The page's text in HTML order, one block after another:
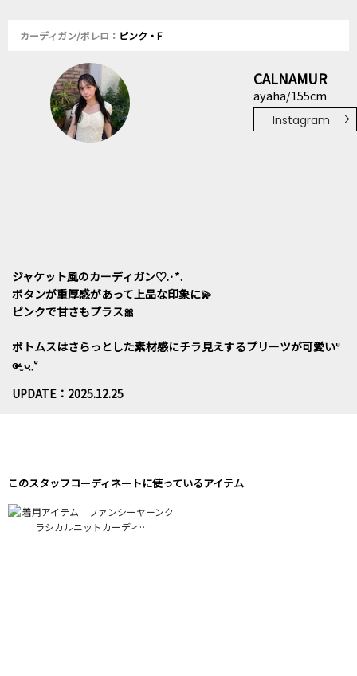
カーディガン/ボレロ： ピンク・F
CALNAMUR
ayaha/155cm
Instagram
ジャケット風のカーディガン♡.·*.
ボタンが重厚感があって上品な印象に💫
ピンクで甘さもプラス🎀
ボトムスはさらっとした素材感にチラ見えするプリーツが可愛いᐡ
ɞ̴̶̷ ̫ ᴗ̤ ᐡ
UPDATE：2025.12.25
このスタッフコーディネートに使っているアイテム